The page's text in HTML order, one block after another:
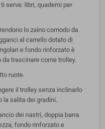
serve: libri, quaderni per
lo zaino comodo da
al carrello dotato di
e fondo rinforzato è
trascinare come trolley.
ruote.
il trolley senza inclinarlo
la salita dei gradini.
dei nastri, doppia barra
fondo rinforzato e